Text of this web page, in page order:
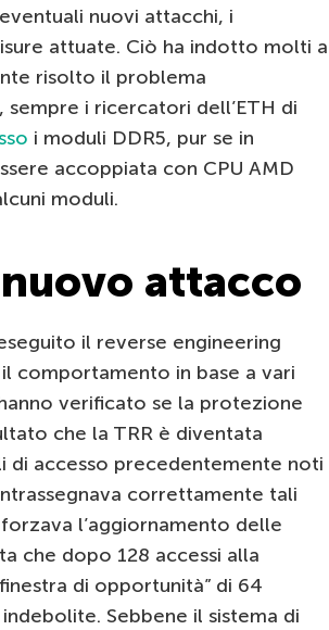
nuovi attacchi, i
attuate. Ciò ha indotto molti a
risolto il problema
sempre i ricercatori dell’ETH di
i moduli DDR5, pur se in
accoppiata con CPU AMD
moduli.
attacco
il reverse engineering
comportamento in base a vari
verificato se la protezione
che la TRR è diventata
di accesso precedentemente noti
correttamente tali
l’aggiornamento delle
che dopo 128 accessi alla
di opportunità” di 64
Sebbene il sistema di